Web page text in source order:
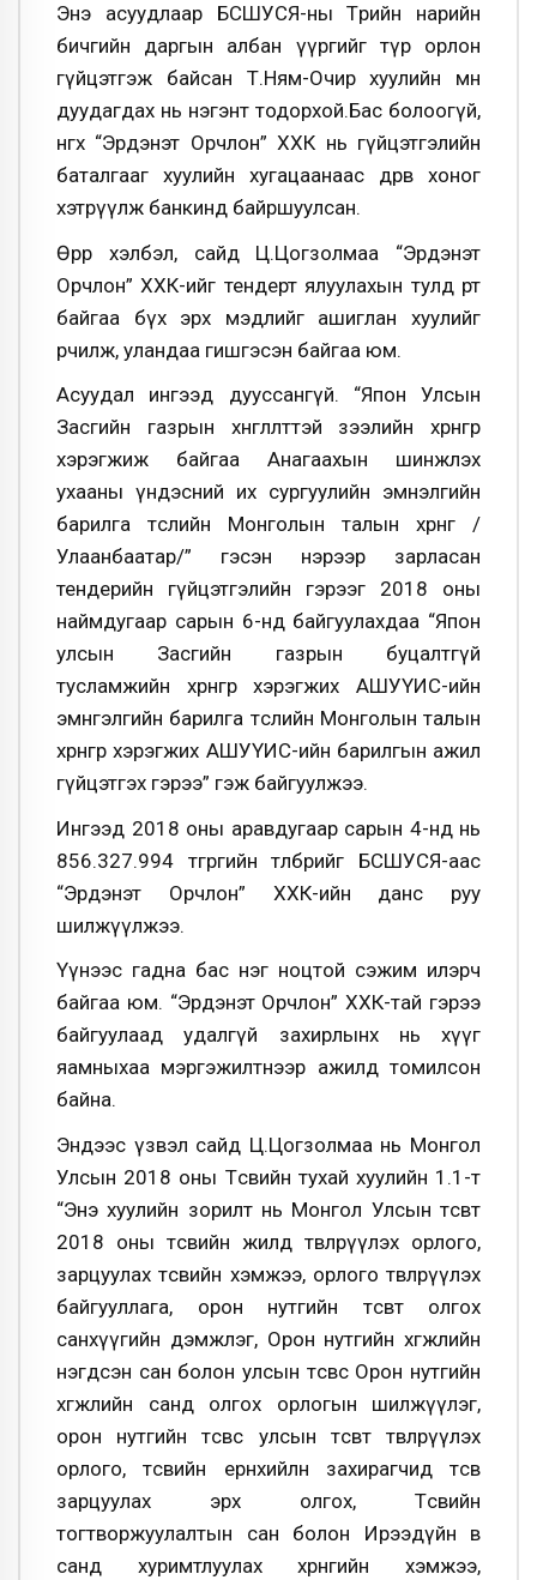
Энэ асуудлаар БСШУСЯ-ны Төрийн нарийн
бичгийн даргын албан үүргийг түр орлон
гүйцэтгэж байсан Т.Ням-Очир хуулийн өмнө
дуудагдах нь нэгэнт тодорхой.Бас болоогүй,
нөгөөх “Эрдэнэт Орчлон” ХХК нь гүйцэтгэлийн
баталгааг хуулийн хугацаанаас дөрөв хоног
хэтрүүлж банкинд байршуулсан.
Өөрөөр хэлбэл, сайд Ц.Цогзолмаа “Эрдэнэт
Орчлон” ХХК-ийг тендерт ялуулахын тулд өөрт
байгаа бүх эрх мэдлийг ашиглан хуулийг
өөрчилж, уландаа гишгэсэн байгаа юм.
Асуудал ингээд дууссангүй. “Япон Улсын
Засгийн газрын хөнгөлөлттэй зээлийн хөрөнгөөр
хэрэгжиж байгаа Анагаахын шинжлэх
ухааны үндэсний их сургуулийн эмнэлгийн
барилга төслийн Монголын талын хөрөнгө /
Улаанбаатар/” гэсэн нэрээр зарласан
тендерийн гүйцэтгэлийн гэрээг 2018 оны
наймдугаар сарын 6-нд байгуулахдаа “Япон
улсын Засгийн газрын буцалтгүй
тусламжийн хөрөнгөөр хэрэгжих АШУҮИС-ийн
эмнгэлгийн барилга төслийн Монголын талын
хөрөнгөөр хэрэгжих АШУҮИС-ийн барилгын ажил
гүйцэтгэх гэрээ” гэж байгуулжээ.
Ингээд 2018 оны аравдугаар сарын 4-нд нь
856.327.994 төгрөгийн төлбөрийг БСШУСЯ-аас
“Эрдэнэт Орчлон” ХХК-ийн данс руу
шилжүүлжээ.
Үүнээс гадна бас нэг ноцтой сэжим илэрч
байгаа юм. “Эрдэнэт Орчлон” ХХК-тай гэрээ
байгуулаад удалгүй захирлынх нь хүүг
яамныхаа мэргэжилтнээр ажилд томилсон
байна.
Эндээс үзвэл сайд Ц.Цогзолмаа нь Монгол
Улсын 2018 оны Төсвийн тухай хуулийн 1.1-т
“Энэ хуулийн зорилт нь Монгол Улсын төсөвт
2018 оны төсвийн жилд төвлөрүүлэх орлого,
зарцуулах төсвийн хэмжээ, орлого төвлөрүүлэх
байгууллага, орон нутгийн төсөвт олгох
санхүүгийн дэмжлэг, Орон нутгийн хөгжлийн
нэгдсэн сан болон улсын төсвөөс Орон нутгийн
хөгжлийн санд олгох орлогын шилжүүлэг,
орон нутгийн төсвөөс улсын төсөвт төвлөрүүлэх
орлого, төсвийн ерөнхийлөн захирагчид төсөв
зарцуулах эрх олгох, Төсвийн
тогтворжуулалтын сан болон Ирээдүйн өв
санд хуримтлуулах хөрөнгийн хэмжээ,